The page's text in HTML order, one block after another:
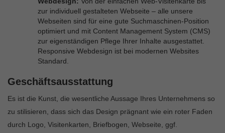
zur individuell gestalteten Webseite – alle unsere
Webseiten sind für eine gute Suchmaschinen-Position
optimiert und mit Content Management System (CMS)
zur eigenständigen Pflege Ihrer Inhalte ausgestattet.
Responsive Webdesign ist bei modernen Websites
Standard.
Geschäftsausstattung
Es ist die Kunst, die wesentliche Aussage Ihres Unternehmens so
zu stilisieren, dass sich das Design prägnant wie ein roter Faden
durch Logo, Visitenkarten, Briefbogen, Webseite, ggf.